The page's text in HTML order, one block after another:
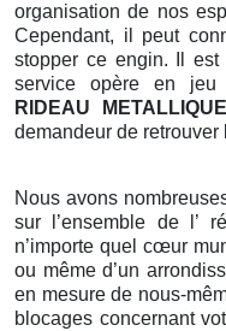
organisation de nos
Cependant, il peut
stopper ce engin. Il
service opère en
RIDEAU METALLIQUE
demandeur de
Nous avons
sur l’ensemble de l’
n’importe quel cœur
ou même d’un
en mesure de nous-
blocages concernant